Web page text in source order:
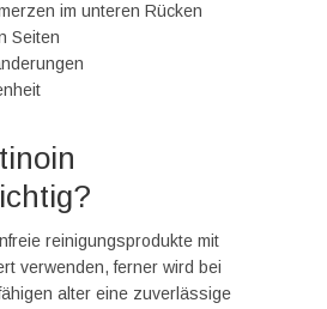
im unteren Rücken
Seiten
reinigungsprodukte mit
verwenden, ferner wird bei
alter eine zuverlässige